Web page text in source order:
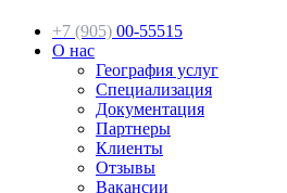
+7 (905) 00-55515
О нас
География услуг
Специализация
Документация
Партнеры
Клиенты
Отзывы
Вакансии